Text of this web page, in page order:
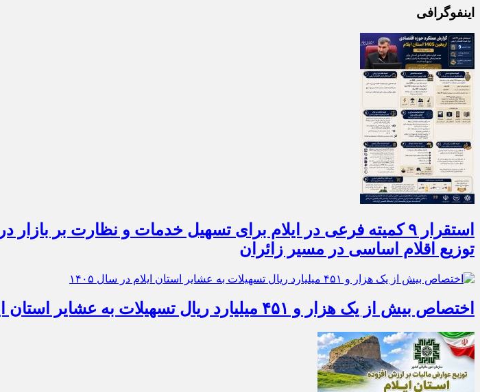
اینفوگرافی
توزیع اقلام اساسی در مسیر زائران
اختصاص بیش از یک هزار و ۴۵۱ میلیارد ریال تسهیلات به عشایر استان ایلام در سال ۱۴۰۵